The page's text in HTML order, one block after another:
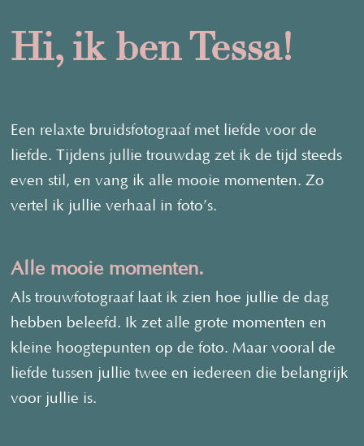
Hi, ik ben Tessa!
Een relaxte bruidsfotograaf met liefde voor de
liefde. Tijdens jullie trouwdag zet ik de tijd steeds
even stil, en vang ik alle mooie momenten. Zo
vertel ik jullie verhaal in foto’s.
Alle mooie momenten.
Als trouwfotograaf laat ik zien hoe jullie de dag
hebben beleefd. Ik zet alle grote momenten en
kleine hoogtepunten op de foto. Maar vooral de
liefde tussen jullie twee en iedereen die belangrijk
voor jullie is.